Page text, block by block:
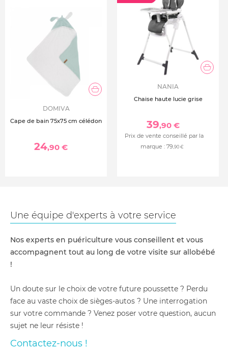
DOMIVA
Cape de bain 75x75 cm célédon
24,90 €
NANIA
Chaise haute lucie grise
39,90 €
Prix de vente conseillé par la
marque : 79,90 €
Une équipe d'experts à votre service
Nos experts en puériculture vous conseillent et vous
accompagnent tout au long de votre visite sur allobébé
!
Un doute sur le choix de votre future poussette ? Perdu
face au vaste choix de sièges-autos ? Une interrogation
sur votre commande ? Venez poser votre question, aucun
sujet ne leur résiste !
Contactez-nous !